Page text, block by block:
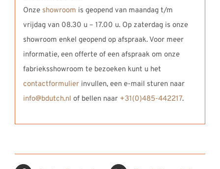
Onze showroom is geopend van maandag t/m
vrijdag van 08.30 u – 17.00 u. Op zaterdag is onze
showroom enkel geopend op afspraak. Voor meer
informatie, een offerte of een afspraak om onze
fabrieksshowroom te bezoeken kunt u het
contactformulierinvullen, een e-mail sturen naar
info@bdutch.nl of bellen naar +31(0)485-442217.